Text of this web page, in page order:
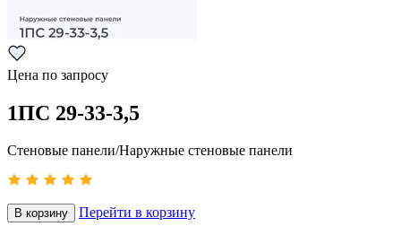
Цена по запросу
1ПС 29-33-3,5
Стеновые панели/Наружные стеновые панели
В корзину Перейти в корзину